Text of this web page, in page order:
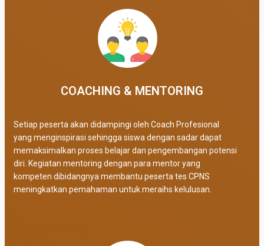
COACHING & MENTORING
Setiap peserta akan didampingi oleh Coach Profesional
yang menginspirasi sehingga siswa dengan sadar dapat
memaksimalkan proses belajar dan pengembangan potensi
diri. Kegiatan mentoring dengan para mentor yang
kompeten dibidangnya membantu peserta tes CPNS
meningkatkan pemahaman untuk meraihs kelulusan.